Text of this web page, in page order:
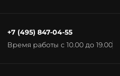
Время работы с 10.00 до 19.00
+7 (495) 847-04-55